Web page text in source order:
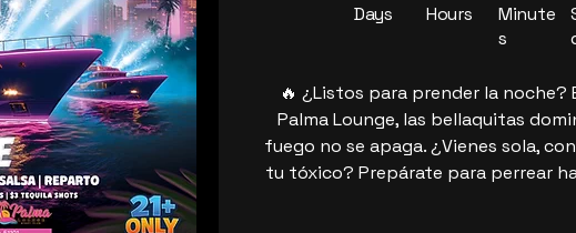
Minute
s
Hours
Days
🔥 ¿Listos para prender la noche?
Palma Lounge, las bellaquitas
fuego no se apaga. ¿Vienes sola,
tu tóxico? Prepárate para perrear